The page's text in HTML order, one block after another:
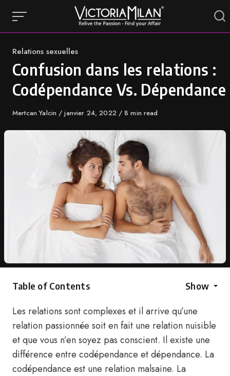
content
Category
Relations sexuelles
Confusion dans les relations :
Codépendance Vs. Dépendance
Author
Mertcan Yalcin
Published
janvier 24, 2022 8 min read
Table of Contents Show
Les relations sont complexes et il arrive qu’une
relation passionnée soit en fait une relation nuisible
et que vous n’en soyez pas conscient. Il existe une
différence entre codépendance et dépendance. La
codépendance est une relation malsaine. La